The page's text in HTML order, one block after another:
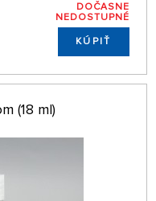
DOČASNE
NEDOSTUPNÉ
KÚPIŤ
(18 ml)